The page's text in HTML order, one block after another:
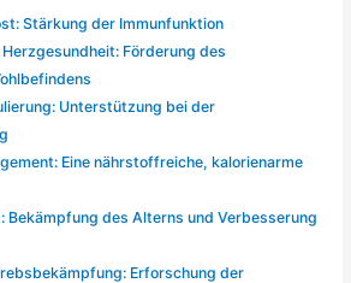
Stärkung der Immunfunktion
Förderung des
Unterstützung bei der
Eine nährstoffreiche, kalorienarme
Bekämpfung des Alterns und Verbesserung
Erforschung der